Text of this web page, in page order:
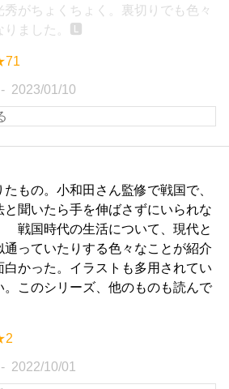
秀がちょくちょく。裏切りでも色々
りました。🅻
2023/01/10
たもの。小和田さん監修で戦国で、
と聞いたら手を伸ばさずにいられな
戦国時代の生活について、現代と
通っていたりする色々なことが紹介
白かった。イラストも多用されてい
。このシリーズ、他のものも読んで
2022/10/01